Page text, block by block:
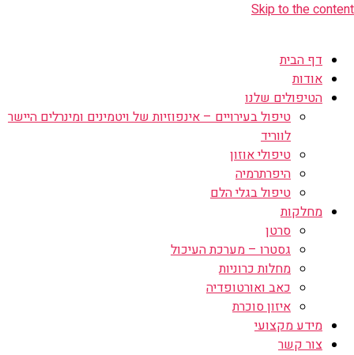
Skip to the content
דף הבית
אודות
הטיפולים שלנו
טיפול בעירויים – אינפוזיות של ויטמינים ומינרלים היישר
לווריד
טיפולי אוזון
היפרתרמיה
טיפול בגלי הלם
מחלקות
סרטן
גסטרו – מערכת העיכול
מחלות כרוניות
כאב ואורטופדיה
איזון סוכרת
מידע מקצועי
צור קשר